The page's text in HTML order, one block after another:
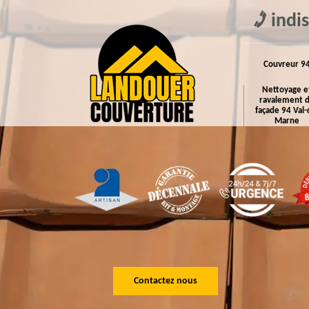
Couvreur
Nettoyage
ravalement
façade 94 Val-
Marne
Contactez nous